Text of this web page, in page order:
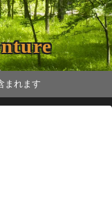
まれます